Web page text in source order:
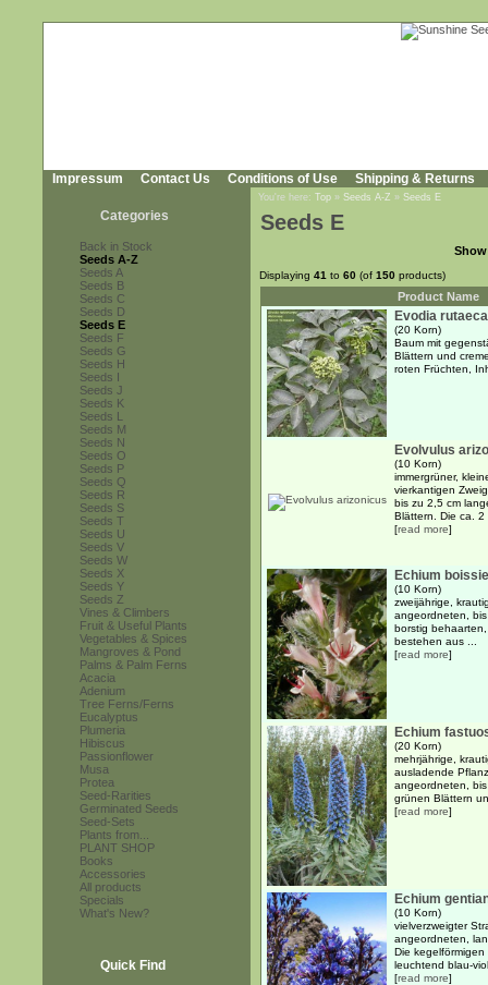
Impressum Contact Us Conditions of Use Shipping & Returns
Categories
Back in Stock
Seeds A-Z
Seeds A
Seeds B
Seeds C
Seeds D
Seeds E
Seeds F
Seeds G
Seeds H
Seeds I
Seeds J
Seeds K
Seeds L
Seeds M
Seeds N
Seeds O
Seeds P
Seeds Q
Seeds R
Seeds S
Seeds T
Seeds U
Seeds V
Seeds W
Seeds X
Seeds Y
Seeds Z
Vines & Climbers
Fruit & Useful Plants
Vegetables & Spices
Mangroves & Pond
Palms & Palm Ferns
Acacia
Adenium
Tree Ferns/Ferns
Eucalyptus
Plumeria
Hibiscus
Passionflower
Musa
Protea
Seed-Rarities
Germinated Seeds
Seed-Sets
Plants from...
PLANT SHOP
Books
Accessories
All products
Specials
What's New?
Quick Find
You're here: Top » Seeds A-Z » Seeds E
Seeds E
Displaying 41 to 60 (of 150 products)
Product Name
Evodia
(20 Korn)
Baum mit
Blättern und
roten Früchten,
Evolvulus
(10 Korn)
immergrüner,
vierkantigen
bis zu 2,5 cm
Blättern. Die ca.
[read more]
Echium
(10 Korn)
zweijährige,
angeordneten,
borstig
bestehen aus ...
[read more]
Echium
(20 Korn)
mehrjährige,
ausladende
angeordneten,
grünen Blättern
[read more]
Echium
(10 Korn)
vielverzweigter
angeordneten,
Die
leuchtend blau-
[read more]